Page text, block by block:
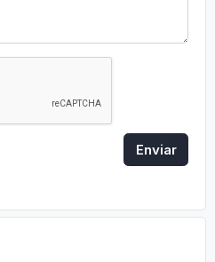
Enviar